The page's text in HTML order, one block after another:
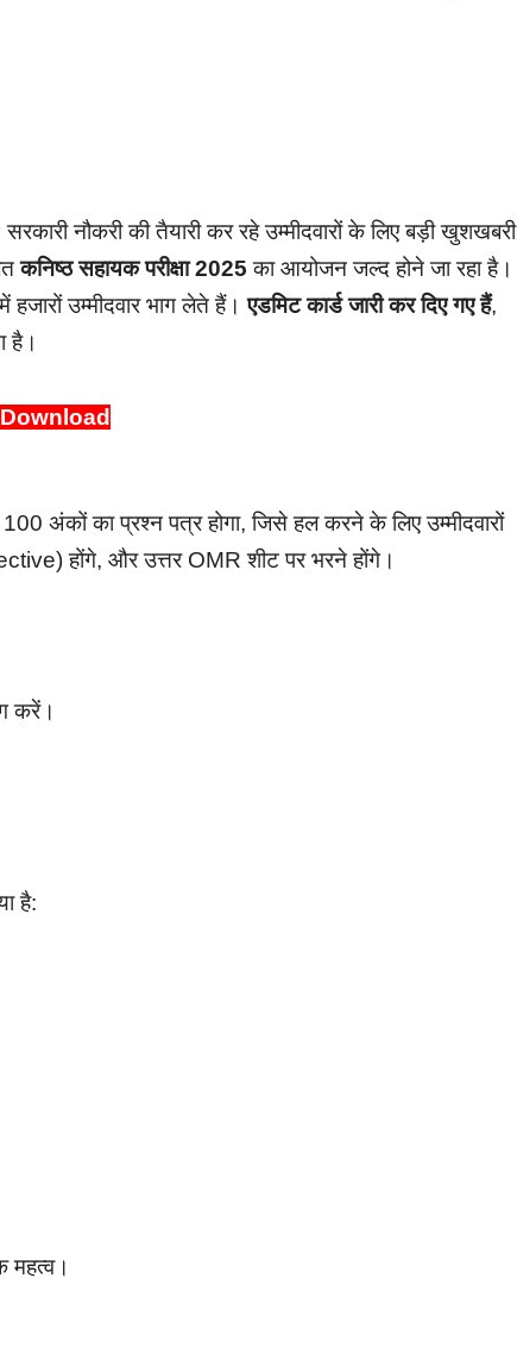
सरकारी नौकरी की तैयारी कर रहे उम्मीदवारों के लिए बड़ी खुशखबरी
कनिष्ठ सहायक परीक्षा 2025 का आयोजन जल्द होने जा रहा है।
हजारों उम्मीदवार भाग लेते हैं।एडमिट कार्ड जारी कर दिए गए हैं,
है।
अंकों का प्रश्न पत्र होगा, जिसे हल करने के लिए उम्मीदवारों
होंगे, और उत्तर OMR शीट पर भरने होंगे।
करें।
है:
महत्व।